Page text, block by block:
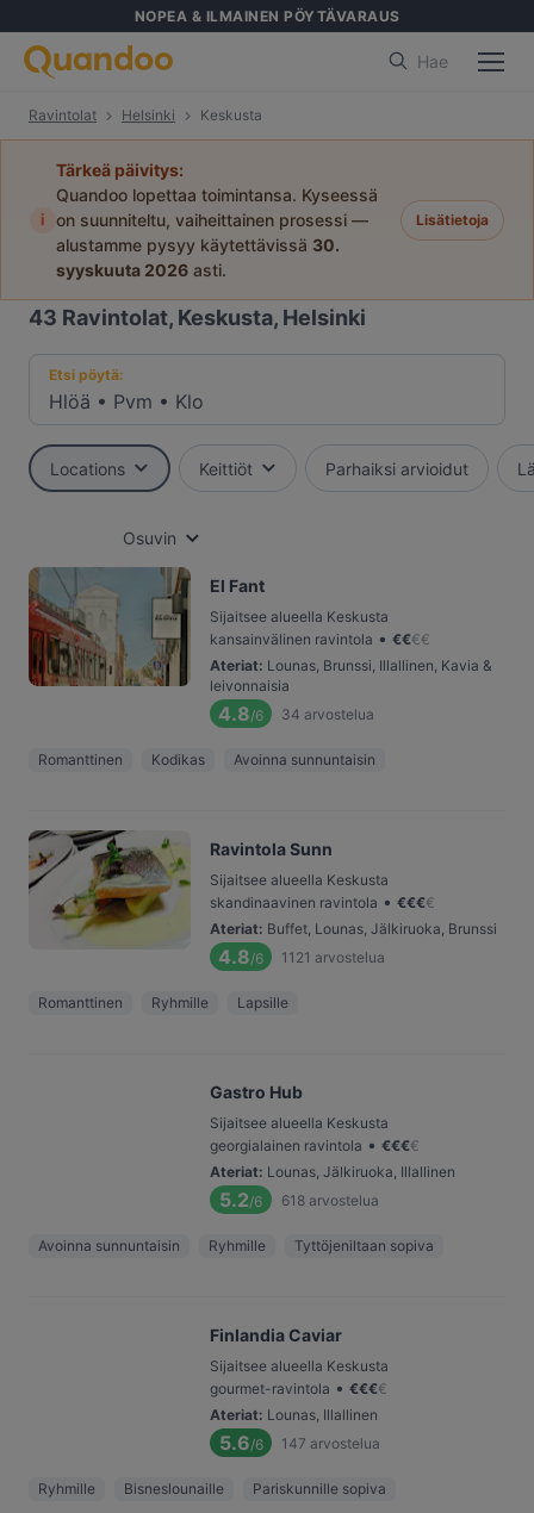
NOPEA & ILMAINEN PÖYTÄVARAUS
Hae
Ravintolat Helsinki Keskusta
i
Tärkeä päivitys:
Quandoo lopettaa toimintansa. Kyseessä
on suunniteltu, vaiheittainen prosessi —
alustamme pysyy käytettävissä 30.
syyskuuta 2026 asti.
Lisätietoja
43 Ravintolat, Keskusta, Helsinki
Etsi pöytä:
Hlöä • Pvm • Klo
Locations Keittiöt Parhaiksi arvioidut
Osuvin
El Fant
Sijaitsee alueella Keskusta
kansainvälinen ravintola • €€€€
Ateriat: Lounas, Brunssi, Illallinen, Kavia &
leivonnaisia
4.8/6 34 arvostelua
Romanttinen Kodikas Avoinna sunnuntaisin
Ravintola Sunn
Sijaitsee alueella Keskusta
skandinaavinen ravintola • €€€€
Ateriat: Buffet, Lounas, Jälkiruoka, Brunssi
4.8/6 1121 arvostelua
Romanttinen Ryhmille Lapsille
Gastro Hub
Sijaitsee alueella Keskusta
georgialainen ravintola • €€€€
Ateriat: Lounas, Jälkiruoka, Illallinen
5.2/6 618 arvostelua
Avoinna sunnuntaisin Ryhmille Tyttöjeniltaan sopiva
Finlandia Caviar
Sijaitsee alueella Keskusta
gourmet-ravintola • €€€€
Ateriat: Lounas, Illallinen
5.6/6 147 arvostelua
Ryhmille Bisneslounaille Pariskunnille sopiva